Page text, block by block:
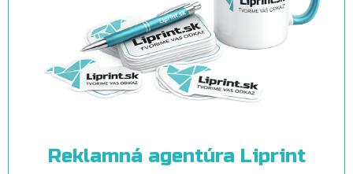
Reklamná agentúra Liprint